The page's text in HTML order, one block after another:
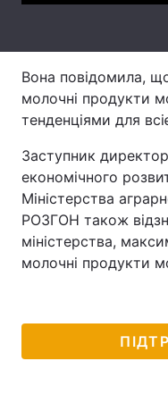
Цікавинки
Екологія
Відео з Youtube
Інтерв'ю
Послуги
Вона повідомила,
молочні продукти
тенденціями для
Заступник
економічного
Міністерства
РОЗГОН також
міністерства,
молочні продукти